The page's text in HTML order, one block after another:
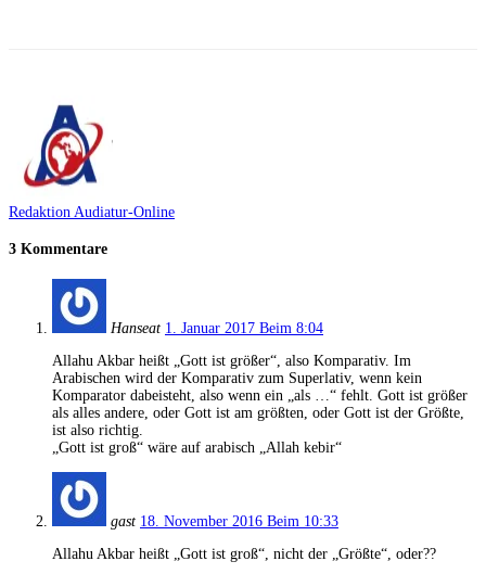
Redaktion Audiatur-Online
3 Kommentare
Hanseat 1. Januar 2017 Beim 8:04
Allahu Akbar heißt „Gott ist größer“, also Komparativ. Im
Arabischen wird der Komparativ zum Superlativ, wenn kein
Komparator dabeisteht, also wenn ein „als …“ fehlt. Gott ist größer
als alles andere, oder Gott ist am größten, oder Gott ist der Größte,
ist also richtig.
„Gott ist groß“ wäre auf arabisch „Allah kebir“
gast 18. November 2016 Beim 10:33
Allahu Akbar heißt „Gott ist groß“, nicht der „Größte“, oder??